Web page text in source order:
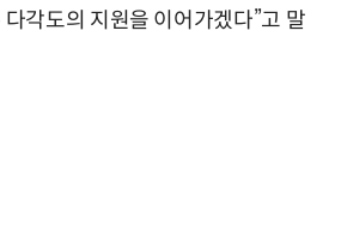
각도의 지원을 이어가겠다”고 말